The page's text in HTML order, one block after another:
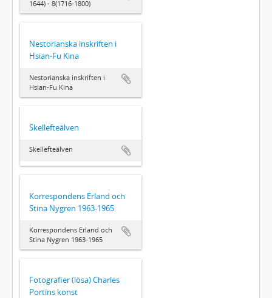
1644) - 8(1716-1800)
Nestorianska inskriften i
Hsian-Fu Kina
Nestorianska inskriften i
Hsian-Fu Kina
Skellefteälven
Skellefteälven
Korrespondens Erland och
Stina Nygren 1963-1965
Korrespondens Erland och
Stina Nygren 1963-1965
Fotografier (lösa) Charles
Portins konst